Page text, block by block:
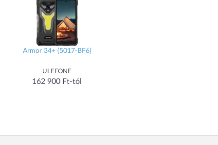
Armor 34+ (5017-BF6)
ULEFONE
162 900 Ft-tól